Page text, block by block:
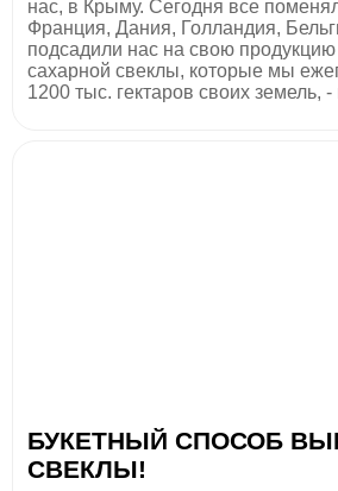
нас, в Крыму. Сегодня все
Франция, Дания, Голландия,
подсадили нас на свою
сахарной свеклы, которые мы
1200 тыс. гектаров своих земель,
БУКЕТНЫЙ СПОСОБ
СВЕКЛЫ!